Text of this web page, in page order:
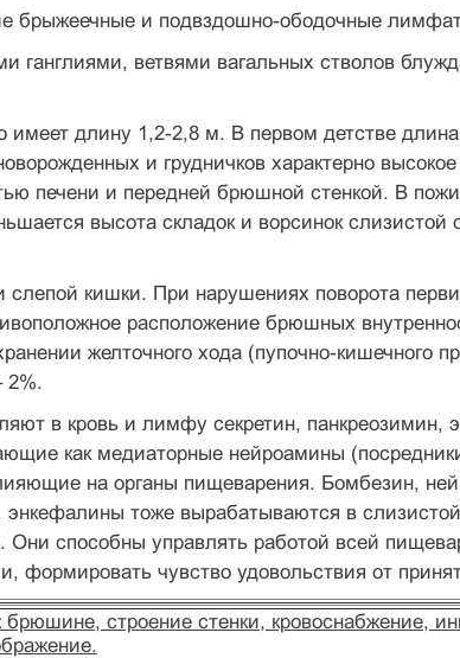
брыжеечные и подвздошно-ободочные
ганглиями, ветвями вагальных стволов
имеет длину 1,2-2,8 м. В первом детстве
и грудничков характерно
печени и передней брюшной стенкой. В
высота складок и ворсинок слизистой
кишки. При нарушениях поворота
расположение брюшных
желточного хода (пупочно-кишечного
2%.
в кровь и лимфу секретин, панкреозимин,
как медиаторные нейроамины
нa органы пищеварения. Бомбезин,
тоже вырабатываются в
способны управлять работой всей
формировать чувство удовольствия от
строение стенки, кровоснабжение,